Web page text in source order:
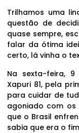
Trilhamos uma
questão de
quase sempre,
falar da ótima
certo, lá vinha o
Na sexta-feira,
Xapuri 81, pela
para cuidar de
agoniado com
que o Brasil
sabia que era o